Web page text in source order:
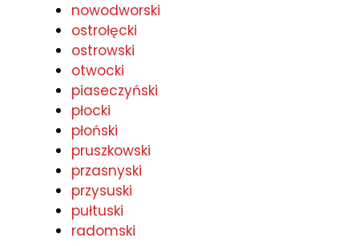
nowodworski
ostrołęcki
ostrowski
otwocki
piaseczyński
płocki
płoński
pruszkowski
przasnyski
przysuski
pułtuski
radomski